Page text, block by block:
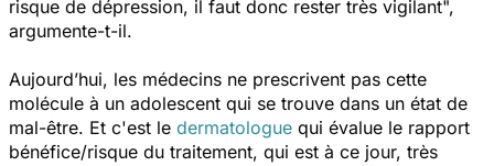
risque de dépression, il faut donc rester très vigilant",
argumente-t-il.
Aujourd’hui, les médecins ne prescrivent pas cette
molécule à un adolescent qui se trouve dans un état de
mal-être. Et c'est le dermatologue qui évalue le rapport
bénéfice/risque du traitement, qui est à ce jour, très